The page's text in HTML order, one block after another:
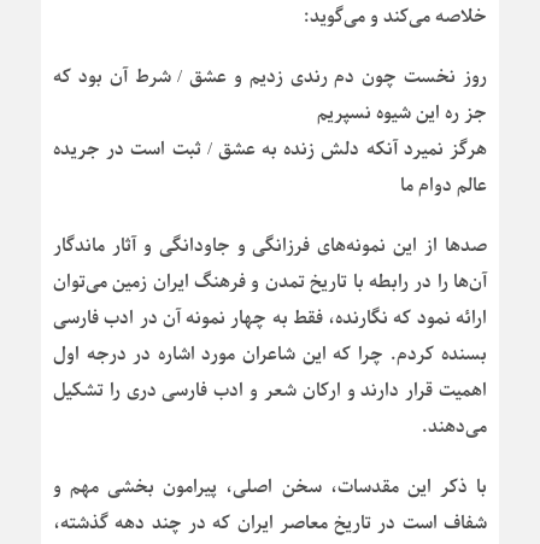
خلاصه می‌کند و می‌گوید:
روز نخست چون دم رندی زدیم و عشق / شرط آن بود که
جز ره این شیوه نسپریم
هرگز نمیرد آنکه دلش زنده به عشق / ثبت است در جریده
عالم دوام ما
صدها از این نمونه‌های فرزانگی و جاودانگی و آثار ماندگار
آن‌ها را در رابطه با تاریخ تمدن و فرهنگ ایران زمین می‌توان
ارائه نمود که نگارنده، فقط به چهار نمونه آن در ادب فارسی
بسنده کردم. چرا که این شاعران مورد اشاره در درجه اول
اهمیت قرار دارند و ارکان شعر و ادب فارسی دری را تشکیل
می‌دهند.
با ذکر این مقدسات، سخن اصلی، پیرامون بخشی مهم و
شفاف است در تاریخ معاصر ایران که در چند دهه گذشته،